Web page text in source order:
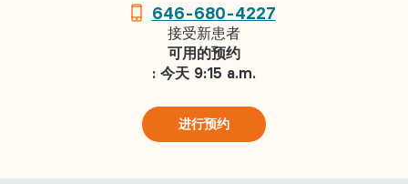
646-680-4227
接受新患者
可用的预约
: 今天 9:15 a.m.
进行预约